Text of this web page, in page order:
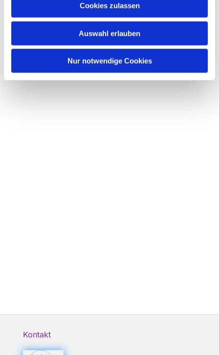
Cookies zulassen
Auswahl erlauben
Nur notwendige Cookies
Dies könnte Sie auch
interessieren
Kontakt